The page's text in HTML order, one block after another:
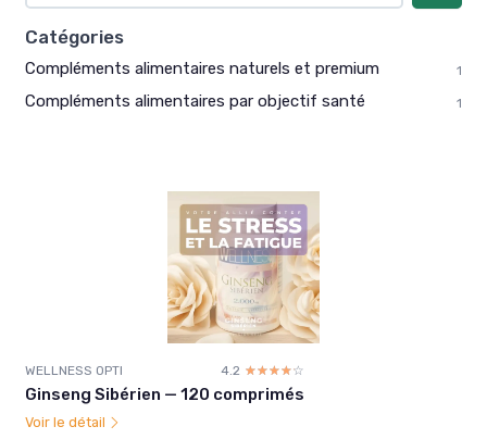
Catégories
Compléments alimentaires naturels et premium 1
Compléments alimentaires par objectif santé 1
WELLNESS OPTI 4.2 ☆☆☆☆☆
★★★★★
Ginseng Sibérien — 120 comprimés
Voir le détail